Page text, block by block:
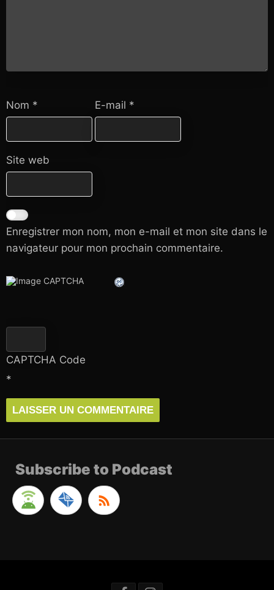
Nom * E-mail *
Site web
Enregistrer mon nom, mon e-mail et mon site dans le
navigateur pour mon prochain commentaire.
CAPTCHA Code
*
Subscribe to Podcast